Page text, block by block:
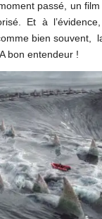
passé, un
Et à
bien souvent,
bon entendeur !